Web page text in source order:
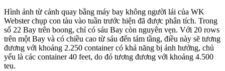
Hình ảnh từ cảnh quay bằng máy bay không người lái của WK
Webster chụp con tàu vào tuần trước hiện đã được phân tích. Trong
số 22 Bay trên boong, chỉ có sáu Bay còn nguyên vẹn. Với 20 rows
trên một Bay và có chiều cao từ sáu đến tám tầng, điều này sẽ tương
đương với khoảng 2.250 container có khả năng bị ảnh hưởng, chủ
yếu là các container 40 feet, do đó tương đương với khoảng 4.500
teu.